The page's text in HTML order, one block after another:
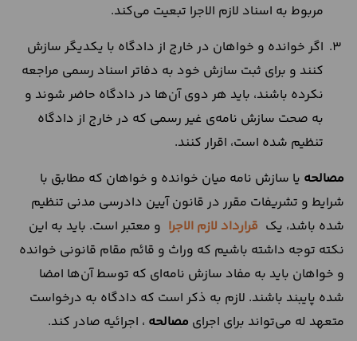
مربوط به اسناد لازم الاجرا تبعیت می‌کند.
اگر خوانده و خواهان در خارج از دادگاه با یکدیگر سازش
کنند و برای ثبت سازش خود به دفاتر اسناد رسمی مراجعه
نکرده باشند، باید هر دوی آن‌ها در دادگاه حاضر شوند و
به صحت سازش نامه‌ی غیر رسمی که در خارج از دادگاه
تنظیم شده است، اقرار کنند.
مصالحه یا سازش نامه میان خوانده و خواهان که مطابق با
شرایط و تشریفات مقرر در قانون آیین دادرسی مدنی تنظیم
شده باشد، یک قرارداد لازم الاجرا و معتبر است. باید به این
نکته توجه داشته باشیم که وراث و قائم مقام قانونی خوانده
و خواهان باید به مفاد سازش نامه‌ای که توسط آن‌ها امضا
شده پایبند باشند. لازم به ذکر است که دادگاه به درخواست
متعهد له می‌تواند برای اجرای مصالحه ، اجرائیه صادر کند.